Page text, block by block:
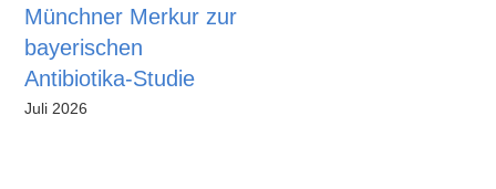
Münchner Merkur zur
bayerischen
Antibiotika-Studie
Juli 2026